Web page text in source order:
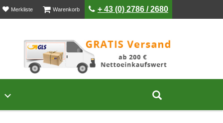
Merklisteist leer Warenkorbist leer+ 43 (0) 2786 / 2680
Untermenü von Unternehmen öffnen